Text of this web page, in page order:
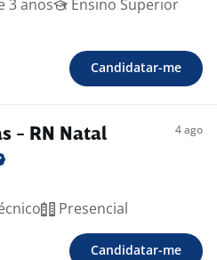
3 anos
Ensino Superior
Candidatar-me
- RN Natal 4 ago
Presencial
Candidatar-me